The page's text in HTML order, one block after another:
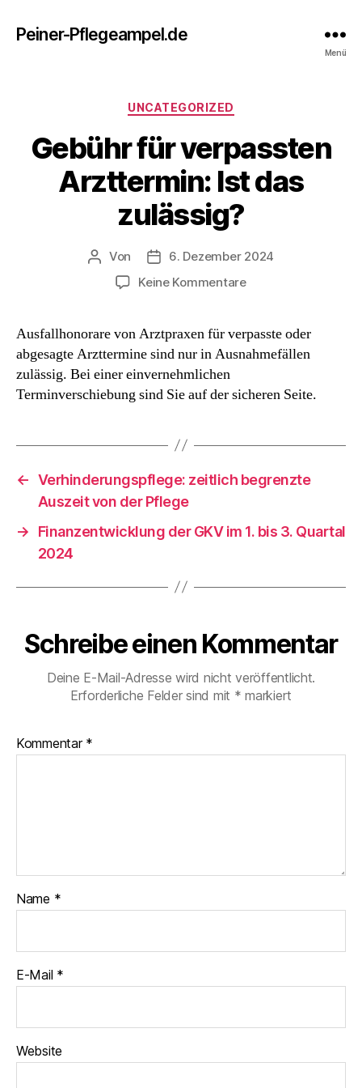
Peiner-Pflegeampel.de
Menü
Kategorien
UNCATEGORIZED
Gebühr für verpassten
Arzttermin: Ist das
zulässig?
Beitragsautor
Von Beitragsdatum
6. Dezember 2024
Keine Kommentarezu
verpassten
Arzttermin:
das
Ausfallhonorare von Arztpraxen für verpasste oder
abgesagte Arzttermine sind nur in Ausnahmefällen
zulässig. Bei einer einvernehmlichen
Terminverschiebung sind Sie auf der sicheren Seite.
← Verhinderungspflege: zeitlich begrenzte
Auszeit von der Pflege
→
Finanzentwicklung der GKV im 1. bis 3. Quartal
2024
Schreibe einen Kommentar
Deine E-Mail-Adresse wird nicht veröffentlicht.
Erforderliche Felder sind mit * markiert
Kommentar *
Name *
E-Mail *
Website